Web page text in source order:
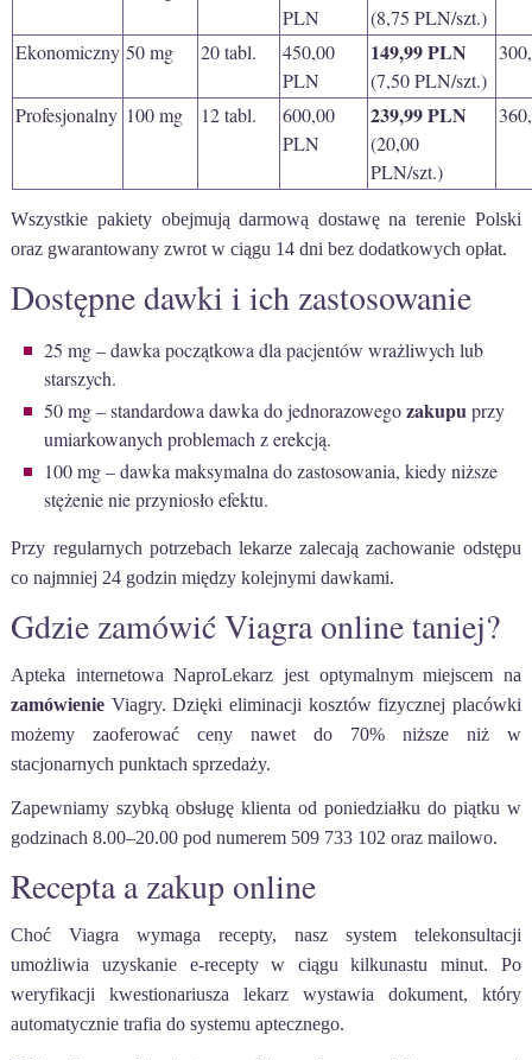
PLN
(8,75 PLN/szt.)
Ekonomiczny 50 mg 20 tabl.
450,00
PLN
149,99 PLN
(7,50 PLN/szt.)
Profesjonalny 100 mg 12 tabl.
600,00
PLN
239,99 PLN
(20,00
PLN/szt.)
Wszystkie pakiety obejmują darmową dostawę na terenie Polski
oraz gwarantowany zwrot w ciągu 14 dni bez dodatkowych opłat.
Dostępne dawki i ich zastosowanie
25 mg – dawka początkowa dla pacjentów wrażliwych lub
starszych.
50 mg – standardowa dawka do jednorazowegozakupuprzy
umiarkowanych problemach z erekcją.
100 mg – dawka maksymalna do zastosowania, kiedy niższe
stężenie nie przyniosło efektu.
Przy regularnych potrzebach lekarze zalecają zachowanie odstępu
co najmniej 24 godzin między kolejnymi dawkami.
Gdzie zamówić Viagra online taniej?
Apteka internetowa NaproLekarz jest optymalnym miejscem na
zamówienie Viagry. Dzięki eliminacji kosztów fizycznej placówki
możemy zaoferować ceny nawet do 70% niższe niż w
stacjonarnych punktach sprzedaży.
Zapewniamy szybką obsługę klienta od poniedziałku do piątku w
godzinach 8.00–20.00 pod numerem 509 733 102 oraz mailowo.
Recepta a zakup online
Choć Viagra wymaga recepty, nasz system telekonsultacji
umożliwia uzyskanie e-recepty w ciągu kilkunastu minut. Po
weryfikacji kwestionariusza lekarz wystawia dokument, który
automatycznie trafia do systemu aptecznego.